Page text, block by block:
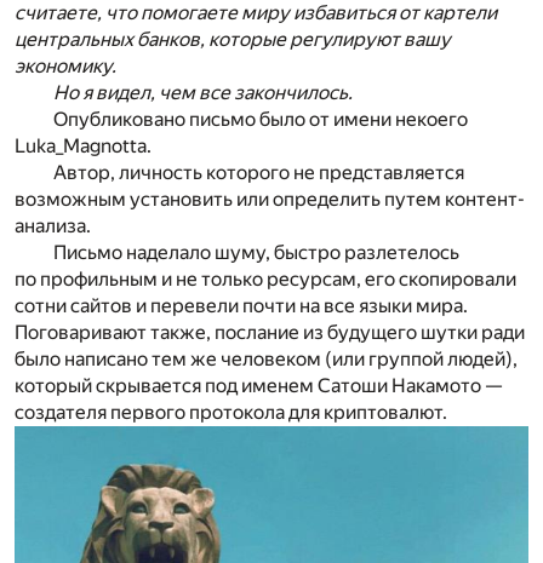
считаете, что помогаете миру избавиться от картели
центральных банков, которые регулируют вашу
экономику.
Но я видел, чем все закончилось.
Опубликовано письмо было от имени некоего
Luka_Magnotta.
Автор, личность которого не представляется
возможным установить или определить путем контент-
анализа.
Письмо наделало шуму, быстро разлетелось
по профильным и не только ресурсам, его скопировали
сотни сайтов и перевели почти на все языки мира.
Поговаривают также, послание из будущего шутки ради
было написано тем же человеком (или группой людей),
который скрывается под именем Сатоши Накамото —
создателя первого протокола для криптовалют.